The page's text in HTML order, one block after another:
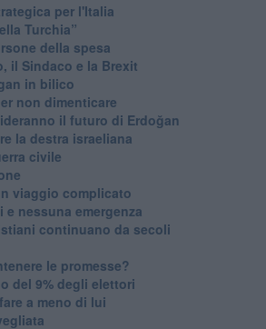
per l'Italia
Turchia”
della spesa
il Sindaco e la Brexit
in bilico
non dimenticare
il futuro di Erdoğan
la destra israeliana
civile
viaggio complicato
e nessuna emergenza
continuano da secoli
le promesse?
del 9% degli elettori
a meno di lui